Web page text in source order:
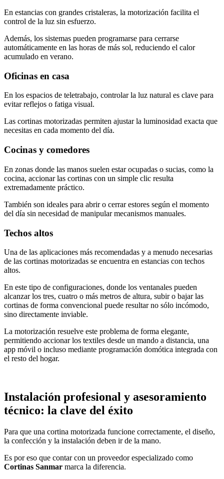
En estancias con grandes cristaleras, la motorización facilita el
control de la luz sin esfuerzo.
Además, los sistemas pueden programarse para cerrarse
automáticamente en las horas de más sol, reduciendo el calor
acumulado en verano.
Oficinas en casa
En los espacios de teletrabajo, controlar la luz natural es clave para
evitar reflejos o fatiga visual.
Las cortinas motorizadas permiten ajustar la luminosidad exacta que
necesitas en cada momento del día.
Cocinas y comedores
En zonas donde las manos suelen estar ocupadas o sucias, como la
cocina, accionar las cortinas con un simple clic resulta
extremadamente práctico.
También son ideales para abrir o cerrar estores según el momento
del día sin necesidad de manipular mecanismos manuales.
Techos altos
Una de las aplicaciones más recomendadas y a menudo necesarias
de las cortinas motorizadas se encuentra en estancias con techos
altos.
En este tipo de configuraciones, donde los ventanales pueden
alcanzar los tres, cuatro o más metros de altura, subir o bajar las
cortinas de forma convencional puede resultar no sólo incómodo,
sino directamente inviable.
La motorización resuelve este problema de forma elegante,
permitiendo accionar los textiles desde un mando a distancia, una
app móvil o incluso mediante programación domótica integrada con
el resto del hogar.
Instalación profesional y asesoramiento
técnico: la clave del éxito
Para que una cortina motorizada funcione correctamente, el diseño,
la confección y la instalación deben ir de la mano.
Es por eso que contar con un proveedor especializado como
Cortinas Sanmar marca la diferencia.